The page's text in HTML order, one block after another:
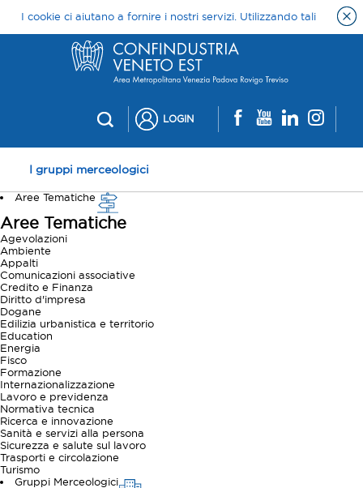
LOGIN
I gruppi merceologici
Aree Tematiche
Aree Tematiche
Agevolazioni
Ambiente
Appalti
Comunicazioni associative
Credito e Finanza
Diritto d'impresa
Dogane
Edilizia urbanistica e territorio
Education
Energia
Fisco
Formazione
Internazionalizzazione
Lavoro e previdenza
Normativa tecnica
Ricerca e innovazione
Sanità e servizi alla persona
Sicurezza e salute sul lavoro
Trasporti e circolazione
Turismo
Gruppi Merceologici